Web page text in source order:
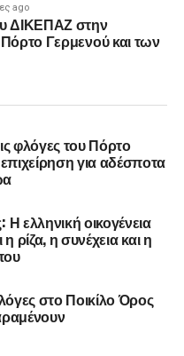
ago
ΔΙΚΕΠΑΖ στην
Γερμενού και των
φλόγες του Πόρτο
για αδέσποτα
ελληνική οικογένεια
ρίζα, η συνέχεια και η
στο Ποικίλο Όρος